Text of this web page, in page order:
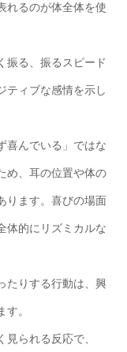
れるのが体全体を使
振る、振るスピード
ティブな感情を示し
喜んでいる」ではな
め、耳の位置や体の
ります。喜びの場面
体的にリズミカルな
たりする行動は、興
。
られる反応で、